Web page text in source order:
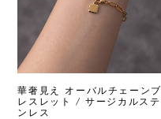
華奢見え オーバルチェーンブ
レスレット / サージカルステ
ンレス